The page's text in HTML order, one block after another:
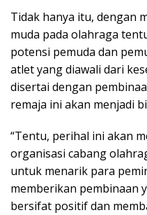
Tidak hanya itu, dengan
muda pada olahraga
potensi pemuda dan
atlet yang diawali dari
disertai dengan
remaja ini akan menjadi
“Tentu, perihal ini akan
organisasi cabang
untuk menarik para
memberikan pembinaan
bersifat positif dan